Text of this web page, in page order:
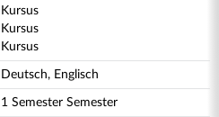
Kursus
Kursus
Kursus
Deutsch, Englisch
1 Semester Semester